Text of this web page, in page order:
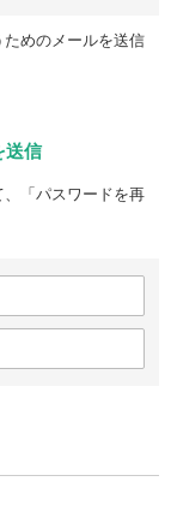
めのメールを送信
送信
「パスワードを再